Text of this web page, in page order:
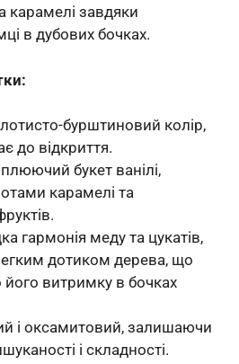
карамелі завдяки
в дубових бочках.
бурштиновий колір,
до відкриття.
букет ванілі,
карамелі та
гармонія меду та цукатів,
дотиком дерева, що
його витримку в бочках
і оксамитовий, залишаючи
і складності.